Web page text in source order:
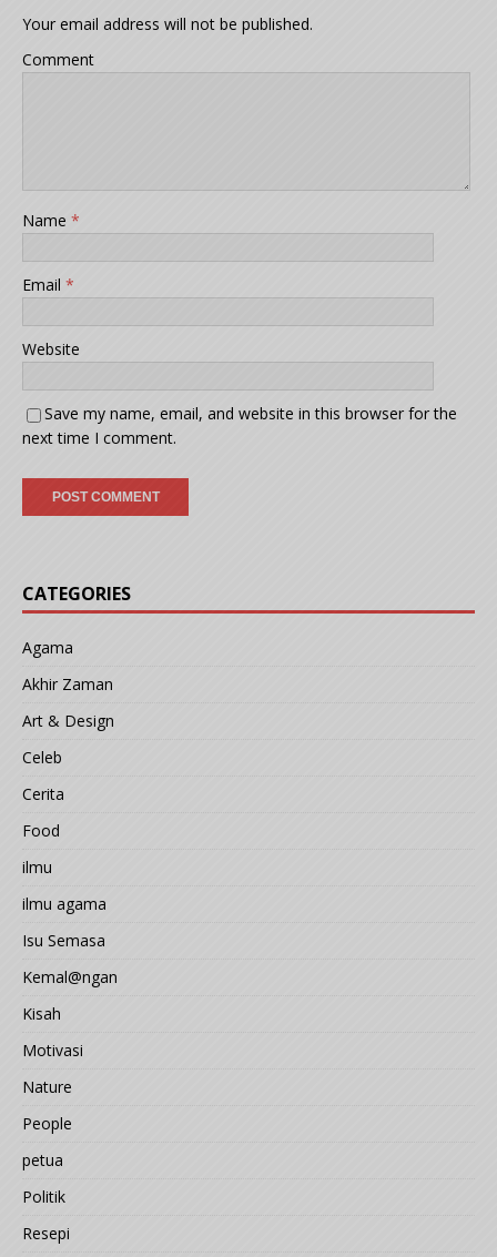
Your email address will not be published.
Comment
Name *
Email *
Website
Save my name, email, and website in this browser for the
next time I comment.
CATEGORIES
Agama
Akhir Zaman
Art & Design
Celeb
Cerita
Food
ilmu
ilmu agama
Isu Semasa
Kemal@ngan
Kisah
Motivasi
Nature
People
petua
Politik
Resepi